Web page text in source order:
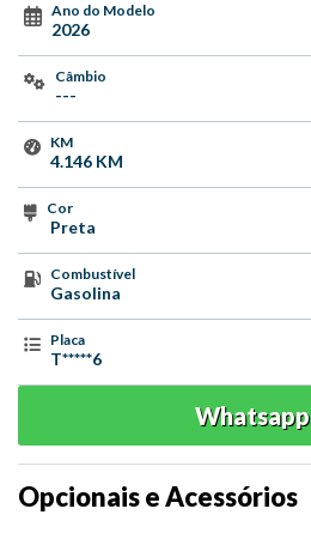
Ano do Modelo
2026
Câmbio
---
KM
4.146 KM
Cor
Preta
Combustível
Gasolina
Placa
T*****6
Whatsapp
Opcionais e Acessórios